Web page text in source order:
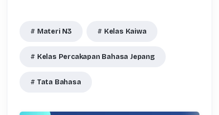
Materi N3 Kelas Kaiwa
Kelas Percakapan Bahasa Jepang
Tata Bahasa